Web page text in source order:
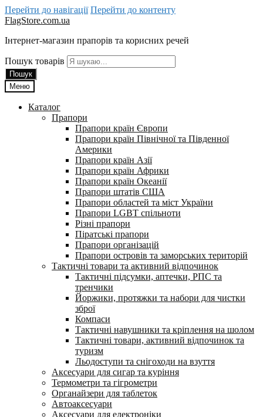
Перейти до навігації Перейти до контенту
FlagStore.com.ua
Інтернет-магазин прапорів та корисних речей
Пошук товарів
Пошук
Меню
Каталог
Прапори
Прапори країн Європи
Прапори країн Північної та Південної
Америки
Прапори країн Азії
Прапори країн Африки
Прапори країн Океанії
Прапори штатів США
Прапори областей та міст України
Прапори LGBT спільноти
Різні прапори
Піратські прапори
Прапори організацій
Прапори островів та заморських територій
Тактичні товари та активний відпочинок
Тактичні підсумки, аптечки, РПС та
тренчики
Йоржики, протяжки та набори для чистки
зброї
Компаси
Тактичні навушники та кріплення на шолом
Тактичні товари, активний відпочинок та
туризм
Льодоступи та снігоходи на взуття
Аксесуари для сигар та куріння
Термометри та гігрометри
Органайзери для таблеток
Автоаксесуари
Аксесуари для електроніки